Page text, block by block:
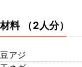
材料 （2人分）
豆アジ